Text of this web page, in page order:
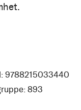
9788215033440
893